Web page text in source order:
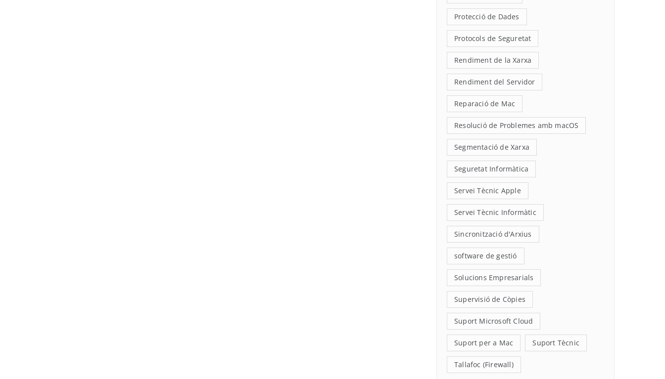
Protecció de Dades
Protocols de Seguretat
Rendiment de la Xarxa
Rendiment del Servidor
Reparació de Mac
Resolució de Problemes amb macOS
Segmentació de Xarxa
Seguretat Informàtica
Servei Tècnic Apple
Servei Tècnic Informàtic
Sincronització d'Arxius
software de gestió
Solucions Empresarials
Supervisió de Còpies
Suport Microsoft Cloud
Suport per a Mac Suport Tècnic
Tallafoc (Firewall)